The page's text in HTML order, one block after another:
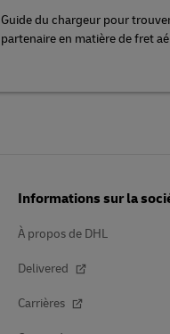
Guide du chargeur pour
partenaire en matière de fret
Informations sur la
À propos de DHL
Delivered
Carrières